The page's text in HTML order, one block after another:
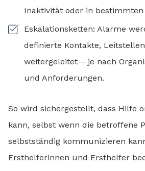
Inaktivität oder in
Eskalationsketten: Alarme
definierte Kontakte,
weitergeleitet – je nach
und Anforderungen.
So wird sichergestellt, dass Hilfe
kann, selbst wenn die betroffene
selbstständig kommunizieren
Ersthelferinnen und Ersthelfer